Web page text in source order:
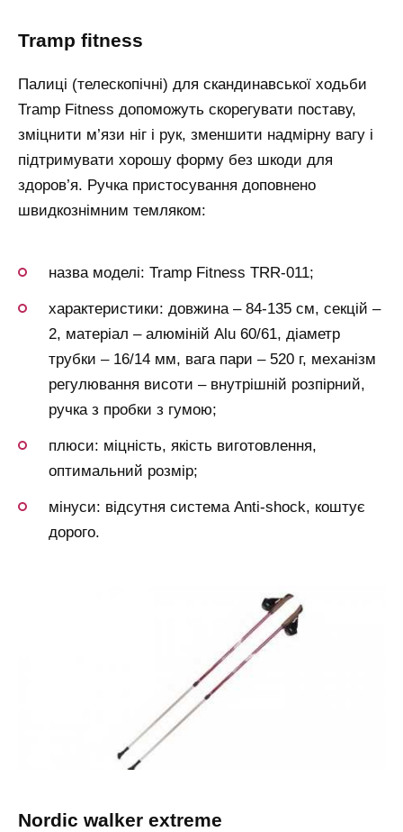
tramp fitness
Палиці (телескопічні) для скандинавської ходьби
Tramp Fitness допоможуть скорегувати поставу,
зміцнити м’язи ніг і рук, зменшити надмірну вагу і
підтримувати хорошу форму без шкоди для
здоров’я. Ручка пристосування доповнено
швидкознімним темляком:
назва моделі: Tramp Fitness TRR-011;
характеристики: довжина – 84-135 см, секцій –
2, матеріал – алюміній Alu 60/61, діаметр
трубки – 16/14 мм, вага пари – 520 г, механізм
регулювання висоти – внутрішній розпірний,
ручка з пробки з гумою;
плюси: міцність, якість виготовлення,
оптимальний розмір;
мінуси: відсутня система Anti-shock, коштує
дорого.
nordic walker extreme